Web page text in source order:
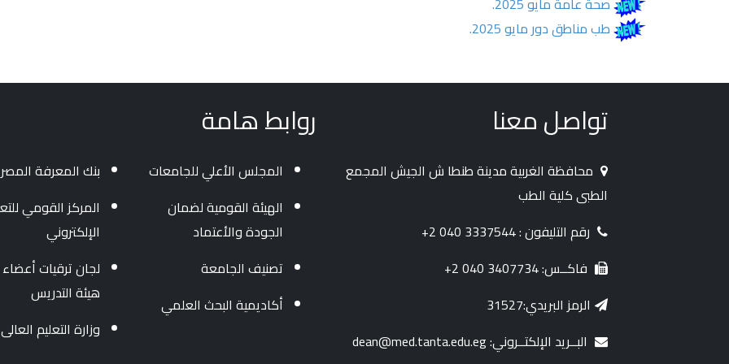
طب مناطق دور مايو 2025.
تواصل معنا
محافظة الغربية مدينة طنطا ش الجيش المجمع
الطبى كلية الطب
رقم التليفون : 3337544 040 2+
فاكــس: 3407734 040 2+
الرمز البريدي:31527
البــريد الإلكتــروني: dean@med.tanta.edu.eg
روابط هامة
المجلس الأعلي للجامعات
الهيئة القومية لضمان
الجودة والأعتماد
تصنيف الجامعة
أكاديمية البحث العلمي
بنك المعرفة
المركز القومي
الإلكتروني
لجان ترقيات أعضاء
هيئة التدريس
وزارة التعليم العالى